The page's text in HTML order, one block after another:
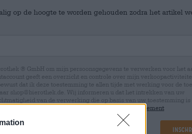
op de hoogte te worden gehouden zodra het artikel
® GmbH om mijn persoonsgegevens te verwerken voor het
geeft een overzicht en controle over mijn
dat ik deze toestemming te allen tijde met werking voor de
shop@bierothek.de. Wij informeren u dat het intrekken van uw
van de verwerking die op basis van uw toestemming is
data protection statement